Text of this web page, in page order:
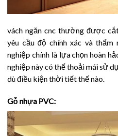
vách ngăn cnc thường được
yêu cầu độ chính xác và
nghiệp chính là lựa chọn hoàn
nghiệp này có thể thoải mái sử
dù điều kiện thời tiết thế nào.
Gỗ nhựa PVC: